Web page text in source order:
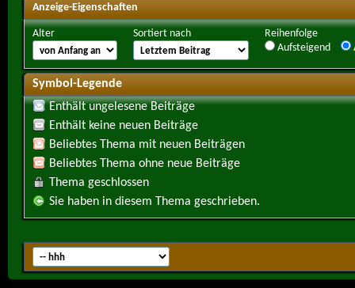
Anzeige-Eigenschaften
Alter Sortiert nach
Reihenfolge
Aufsteigend
Symbol-Legende
Enthält ungelesene Beiträge
Enthält keine neuen Beiträge
Beliebtes Thema mit neuen Beiträgen
Beliebtes Thema ohne neue Beiträge
Thema geschlossen
Sie haben in diesem Thema geschrieben.